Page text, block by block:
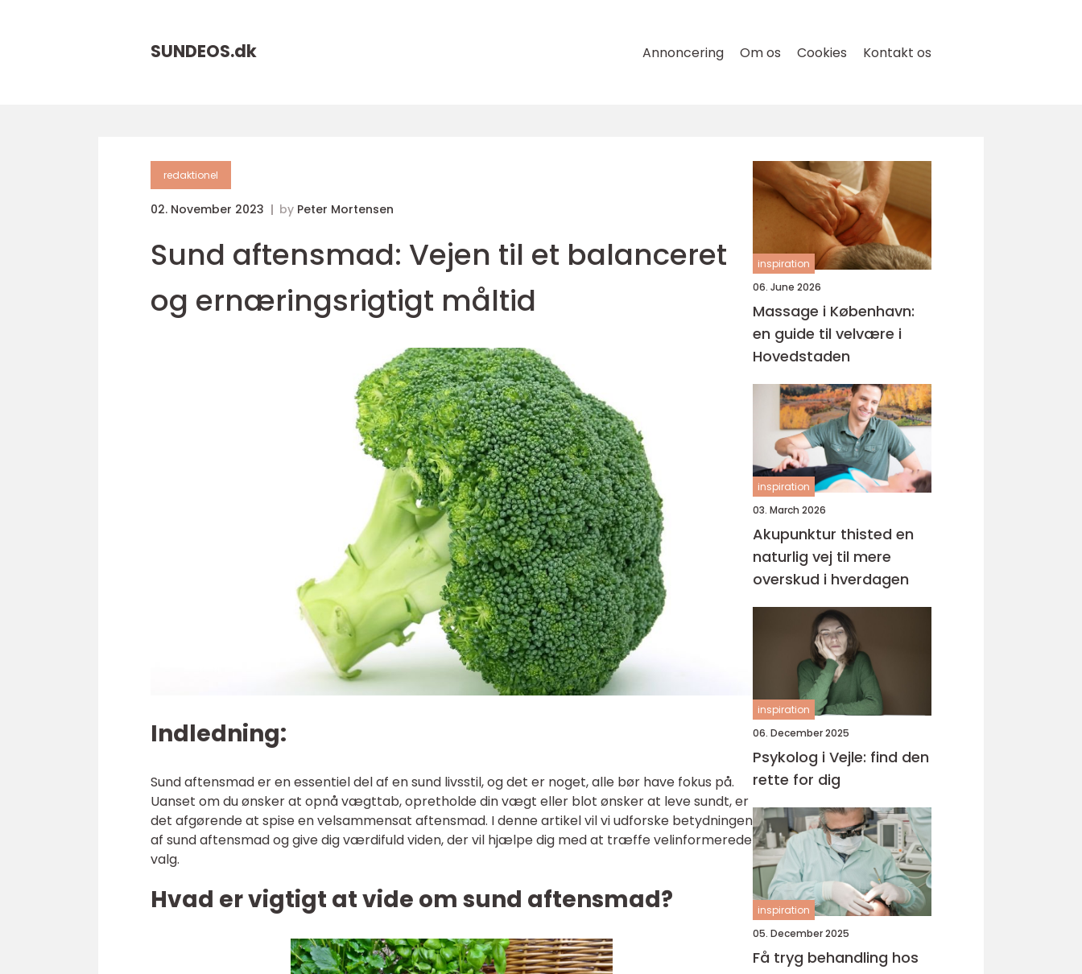
SUNDEOS.dk Annoncering Om os Cookies Kontakt os
redaktionel
02. November 2023 by Peter Mortensen
Sund aftensmad: Vejen til et balanceret
og ernæringsrigtigt måltid
Indledning:
Sund aftensmad er en essentiel del af en sund livsstil, og det er noget, alle bør have fokus på.
Uanset om du ønsker at opnå vægttab, opretholde din vægt eller blot ønsker at leve sundt, er
det afgørende at spise en velsammensat aftensmad. I denne artikel vil vi udforske betydningen
af sund aftensmad og give dig værdifuld viden, der vil hjælpe dig med at træffe velinformerede
valg.
Hvad er vigtigt at vide om sund aftensmad?
inspiration
06. June 2026
Massage i København:
en guide til velvære i
Hovedstaden
inspiration
03. March 2026
Akupunktur thisted en
naturlig vej til mere
overskud i hverdagen
inspiration
06. December 2025
Psykolog i Vejle: find den
rette for dig
inspiration
05. December 2025
Få tryg behandling hos